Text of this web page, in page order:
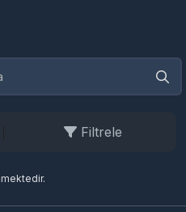
Filtrele